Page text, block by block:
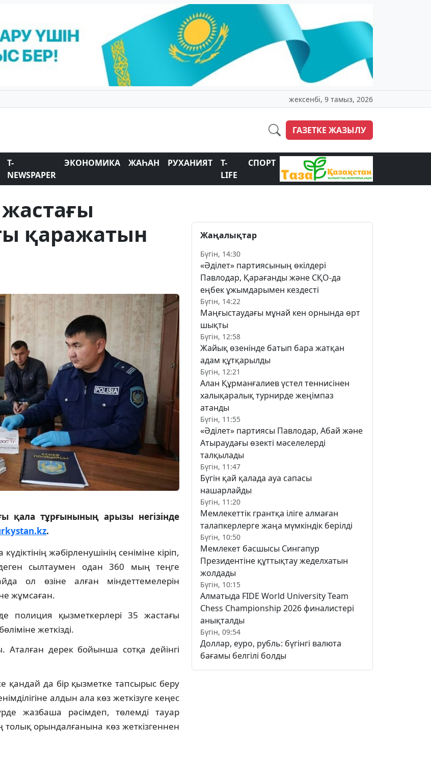
жексенбі, 9 тамыз, 2026
ГАЗЕТКЕ ЖАЗЫЛУ
T-
NEWSPAPER
ЭКОНОМИКА ЖАҺАН РУХАНИЯТ
T-
LIFE
СПОРТ
қаражатын
қала тұрғынының арызы негізінде
.
жәбірленушінің сеніміне кіріп,
деген сылтаумен одан 360 мың теңге
ол өзіне алған міндеттемелерін
жұмсаған.
полиция қызметкерлері 35 жастағы
жеткізді.
дерек бойынша сотқа дейінгі
қандай да бір қызметке тапсырыс беру
алдын ала көз жеткізуге кеңес
жазбаша рәсімдеп, төлемді тауар
толық орындалғанына көз жеткізгеннен
Жаңалықтар
Бүгін, 14:30
«Әділет» партиясының өкілдері
Павлодар, Қарағанды және СҚО-да
еңбек ұжымдарымен кездесті
Бүгін, 14:22
Маңғыстаудағы мұнай кен орнында өрт
шықты
Бүгін, 12:58
Жайық өзенінде батып бара жатқан
адам құтқарылды
Бүгін, 12:21
Алан Құрманғалиев үстел теннисінен
халықаралық турнирде жеңімпаз
атанды
Бүгін, 11:55
«Әділет» партиясы Павлодар, Абай және
Атыраудағы өзекті мәселелерді
талқылады
Бүгін, 11:47
Бүгін қай қалада ауа сапасы
нашарлайды
Бүгін, 11:20
Мемлекеттік грантқа іліге алмаған
талапкерлерге жаңа мүмкіндік берілді
Бүгін, 10:50
Мемлекет басшысы Сингапур
Президентіне құттықтау жеделхатын
жолдады
Бүгін, 10:15
Алматыда FIDE World University Team
Chess Championship 2026 финалистері
анықталды
Бүгін, 09:54
Доллар, еуро, рубль: бүгінгі валюта
бағамы белгілі болды